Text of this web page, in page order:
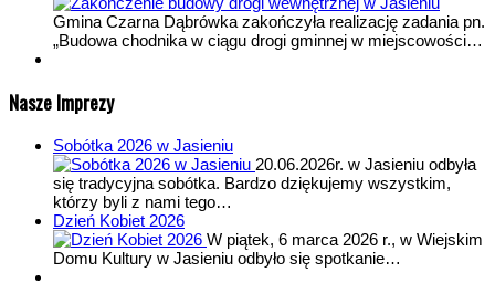
Gmina Czarna Dąbrówka zakończyła realizację zadania pn.
„Budowa chodnika w ciągu drogi gminnej w miejscowości…
Nasze Imprezy
Sobótka 2026 w Jasieniu
20.06.2026r. w Jasieniu odbyła
się tradycyjna sobótka. Bardzo dziękujemy wszystkim,
którzy byli z nami tego…
Dzień Kobiet 2026
W piątek, 6 marca 2026 r., w Wiejskim
Domu Kultury w Jasieniu odbyło się spotkanie…